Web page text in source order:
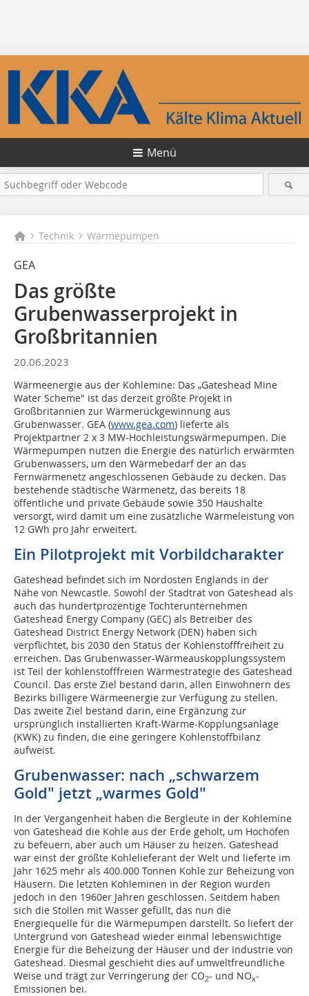
Menü
Technik Wärmepumpen
GEA
Das größte
Grubenwasserprojekt in
Großbritannien
20.06.2023
Wärmeenergie aus der Kohlemine: Das „Gateshead Mine
Water Scheme" ist das derzeit größte Projekt in
Großbritannien zur Wärmerückgewinnung aus
Grubenwasser. GEA (www.gea.com) lieferte als
Projektpartner 2 x 3 MW-Hochleistungswärmepumpen. Die
Wärmepumpen nutzen die Energie des natürlich erwärmten
Grubenwassers, um den Wärmebedarf der an das
Fernwärmenetz angeschlossenen Gebäude zu decken. Das
bestehende städtische Wärmenetz, das bereits 18
öffentliche und private Gebäude sowie 350 Haushalte
versorgt, wird damit um eine zusätzliche Wärmeleistung von
12 GWh pro Jahr erweitert.
Ein Pilotprojekt mit Vorbildcharakter
Gateshead befindet sich im Nordosten Englands in der
Nähe von Newcastle. Sowohl der Stadtrat von Gateshead als
auch das hundertprozentige Tochterunternehmen
Gateshead Energy Company (GEC) als Betreiber des
Gateshead District Energy Network (DEN) haben sich
verpflichtet, bis 2030 den Status der Kohlenstofffreiheit zu
erreichen. Das Grubenwasser-Wärmeauskopplungssystem
ist Teil der kohlenstofffreien Wärmestrategie des Gateshead
Council. Das erste Ziel bestand darin, allen Einwohnern des
Bezirks billigere Wärmeenergie zur Verfügung zu stellen.
Das zweite Ziel bestand darin, eine Ergänzung zur
ursprünglich installierten Kraft-Wärme-Kopplungsanlage
(KWK) zu finden, die eine geringere Kohlenstoffbilanz
aufweist.
Grubenwasser: nach „schwarzem
Gold" jetzt „warmes Gold"
In der Vergangenheit haben die Bergleute in der Kohlemine
von Gateshead die Kohle aus der Erde geholt, um Hochöfen
zu befeuern, aber auch um Häuser zu heizen. Gateshead
war einst der größte Kohlelieferant der Welt und lieferte im
Jahr 1625 mehr als 400.000 Tonnen Kohle zur Beheizung von
Häusern. Die letzten Kohleminen in der Region wurden
jedoch in den 1960er Jahren geschlossen. Seitdem haben
sich die Stollen mit Wasser gefüllt, das nun die
Energiequelle für die Wärmepumpen darstellt. So liefert der
Untergrund von Gateshead wieder einmal lebenswichtige
Energie für die Beheizung der Häuser und der Industrie von
Gateshead. Diesmal geschieht dies auf umweltfreundliche
Weise und trägt zur Verringerung der CO2- und NOx-
Emissionen bei.